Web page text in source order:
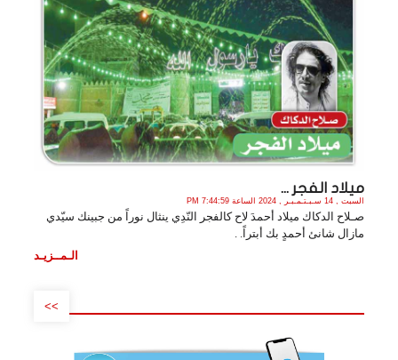
ميلاد الفجر ...
السبت , 14 سـبـتـمـبـر , 2024 الساعة 7:44:59 PM
صـلاح الدكاك ميلاد أحمدَ لاح كالفجر النّدِي ينثال نوراً من جبينك سيّدي
مازال شانئ أحمدٍ بك أبتراً. .
الـمــزيـد
>>